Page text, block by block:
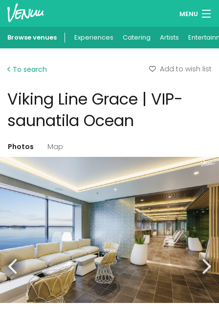
MENU
Wish lists
Add your venue
Browse venues Experiences Catering Artists
To search Add to wish list
Viking Line Grace | VIP-
saunatila Ocean
Photos Map